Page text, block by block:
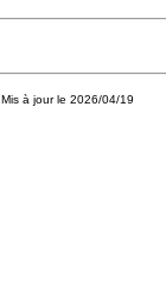
Mis à jour le 2026/04/19